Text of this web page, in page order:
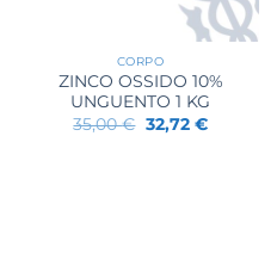
CORPO
ZINCO OSSIDO 10%
UNGUENTO 1 KG
35,00€ Il
prezzo
32,72 €Il